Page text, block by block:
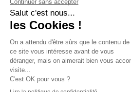
DÉTAILS DU PRODUIT